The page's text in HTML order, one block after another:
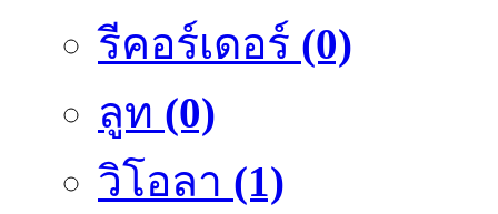
รีคอร์เดอร์ (0)
ลูท (0)
วิโอลา (1)